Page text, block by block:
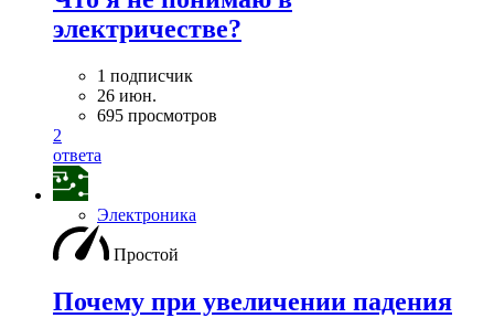
электричестве?
1 подписчик
26 июн.
695 просмотров
2
ответа
Электроника
Простой
Почему при увеличении падения